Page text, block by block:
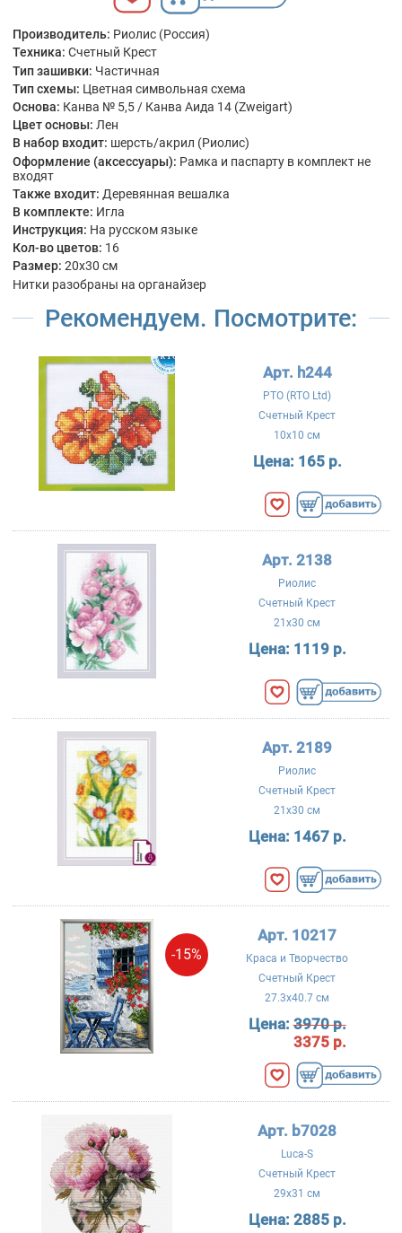
Производитель: Риолис (Россия)
Техника: Счетный Крест
Тип зашивки: Частичная
Тип схемы: Цветная символьная схема
Основа: Канва № 5,5 / Канва Аида 14 (Zweigart)
Цвет основы: Лен
В набор входит: шерсть/акрил (Риолис)
Оформление (аксессуары): Рамка и паспарту в комплект не
входят
Также входит: Деревянная вешалка
В комплекте: Игла
Инструкция: На русском языке
Кол-во цветов: 16
Размер: 20x30 см
Нитки разобраны на органайзер
Рекомендуем. Посмотрите:
Арт. h244
РТО (RTO Ltd)
Счетный Крест
10x10 см
Цена: 165 р.
Арт. 2138
Риолис
Счетный Крест
21x30 см
Цена: 1119 р.
Арт. 2189
Риолис
Счетный Крест
21x30 см
Цена: 1467 р.
-15%
Арт. 10217
Краса и Творчество
Счетный Крест
27.3x40.7 см
Цена:3970 р.
3375 р.
Арт. b7028
Luca-S
Счетный Крест
29x31 см
Цена: 2885 р.